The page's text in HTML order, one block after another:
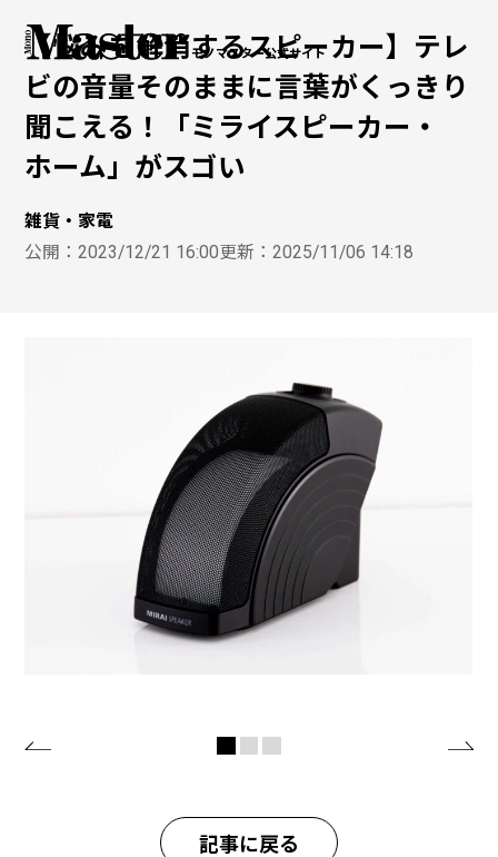
モノマスター公式サイト
【悩みを解消するスピーカー】テレ
ビの音量そのままに言葉がくっきり
聞こえる！「ミライスピーカー・
ホーム」がスゴい
雑貨・家電
公開：2023/12/21 16:00更新：2025/11/06 14:18
記事に戻る